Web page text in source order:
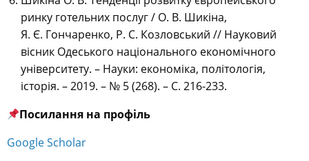
ринку готельних послуг / О. В. Шикіна,
Я. Є. Гончаренко, Р. С. Козловський // Науковий
вісник Одеського національного економічного
університету. – Науки: економіка, політологія,
історія. – 2019. – № 5 (268). – С. 216-233.
Посилання на профіль
Google Scholar